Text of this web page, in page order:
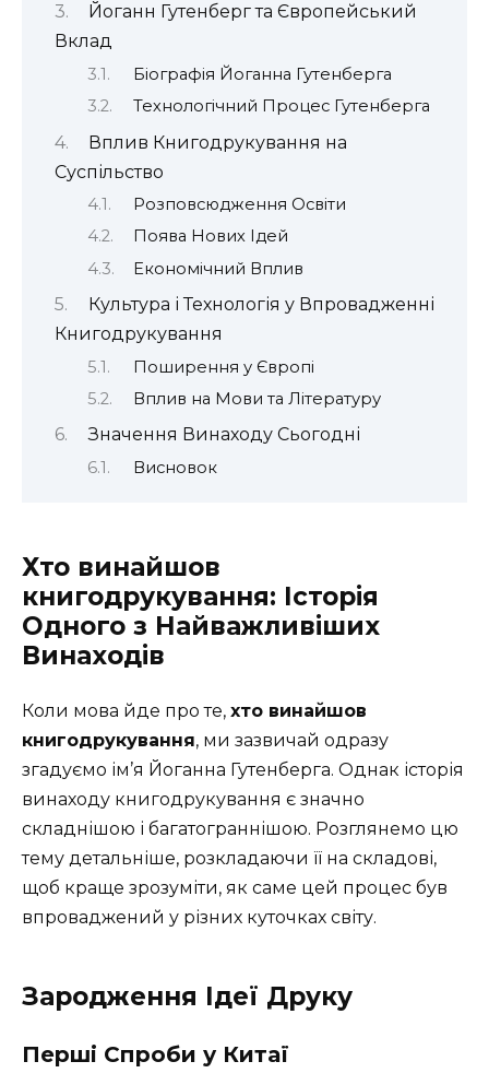
Йоганн Гутенберг та Європейський
Вклад
Біографія Йоганна Гутенберга
Технологічний Процес Гутенберга
Вплив Книгодрукування на
Суспільство
Розповсюдження Освіти
Поява Нових Ідей
Економічний Вплив
Культура і Технологія у Впровадженні
Книгодрукування
Поширення у Європі
Вплив на Мови та Літературу
Значення Винаходу Сьогодні
Висновок
Хто винайшов
книгодрукування: Історія
Одного з Найважливіших
Винаходів
Коли мова йде про те, хто винайшов
книгодрукування, ми зазвичай одразу
згадуємо ім’я Йоганна Гутенберга. Однак історія
винаходу книгодрукування є значно
складнішою і багатограннішою. Розглянемо цю
тему детальніше, розкладаючи її на складові,
щоб краще зрозуміти, як саме цей процес був
впроваджений у різних куточках світу.
Зародження Ідеї Друку
Перші Спроби у Китаї